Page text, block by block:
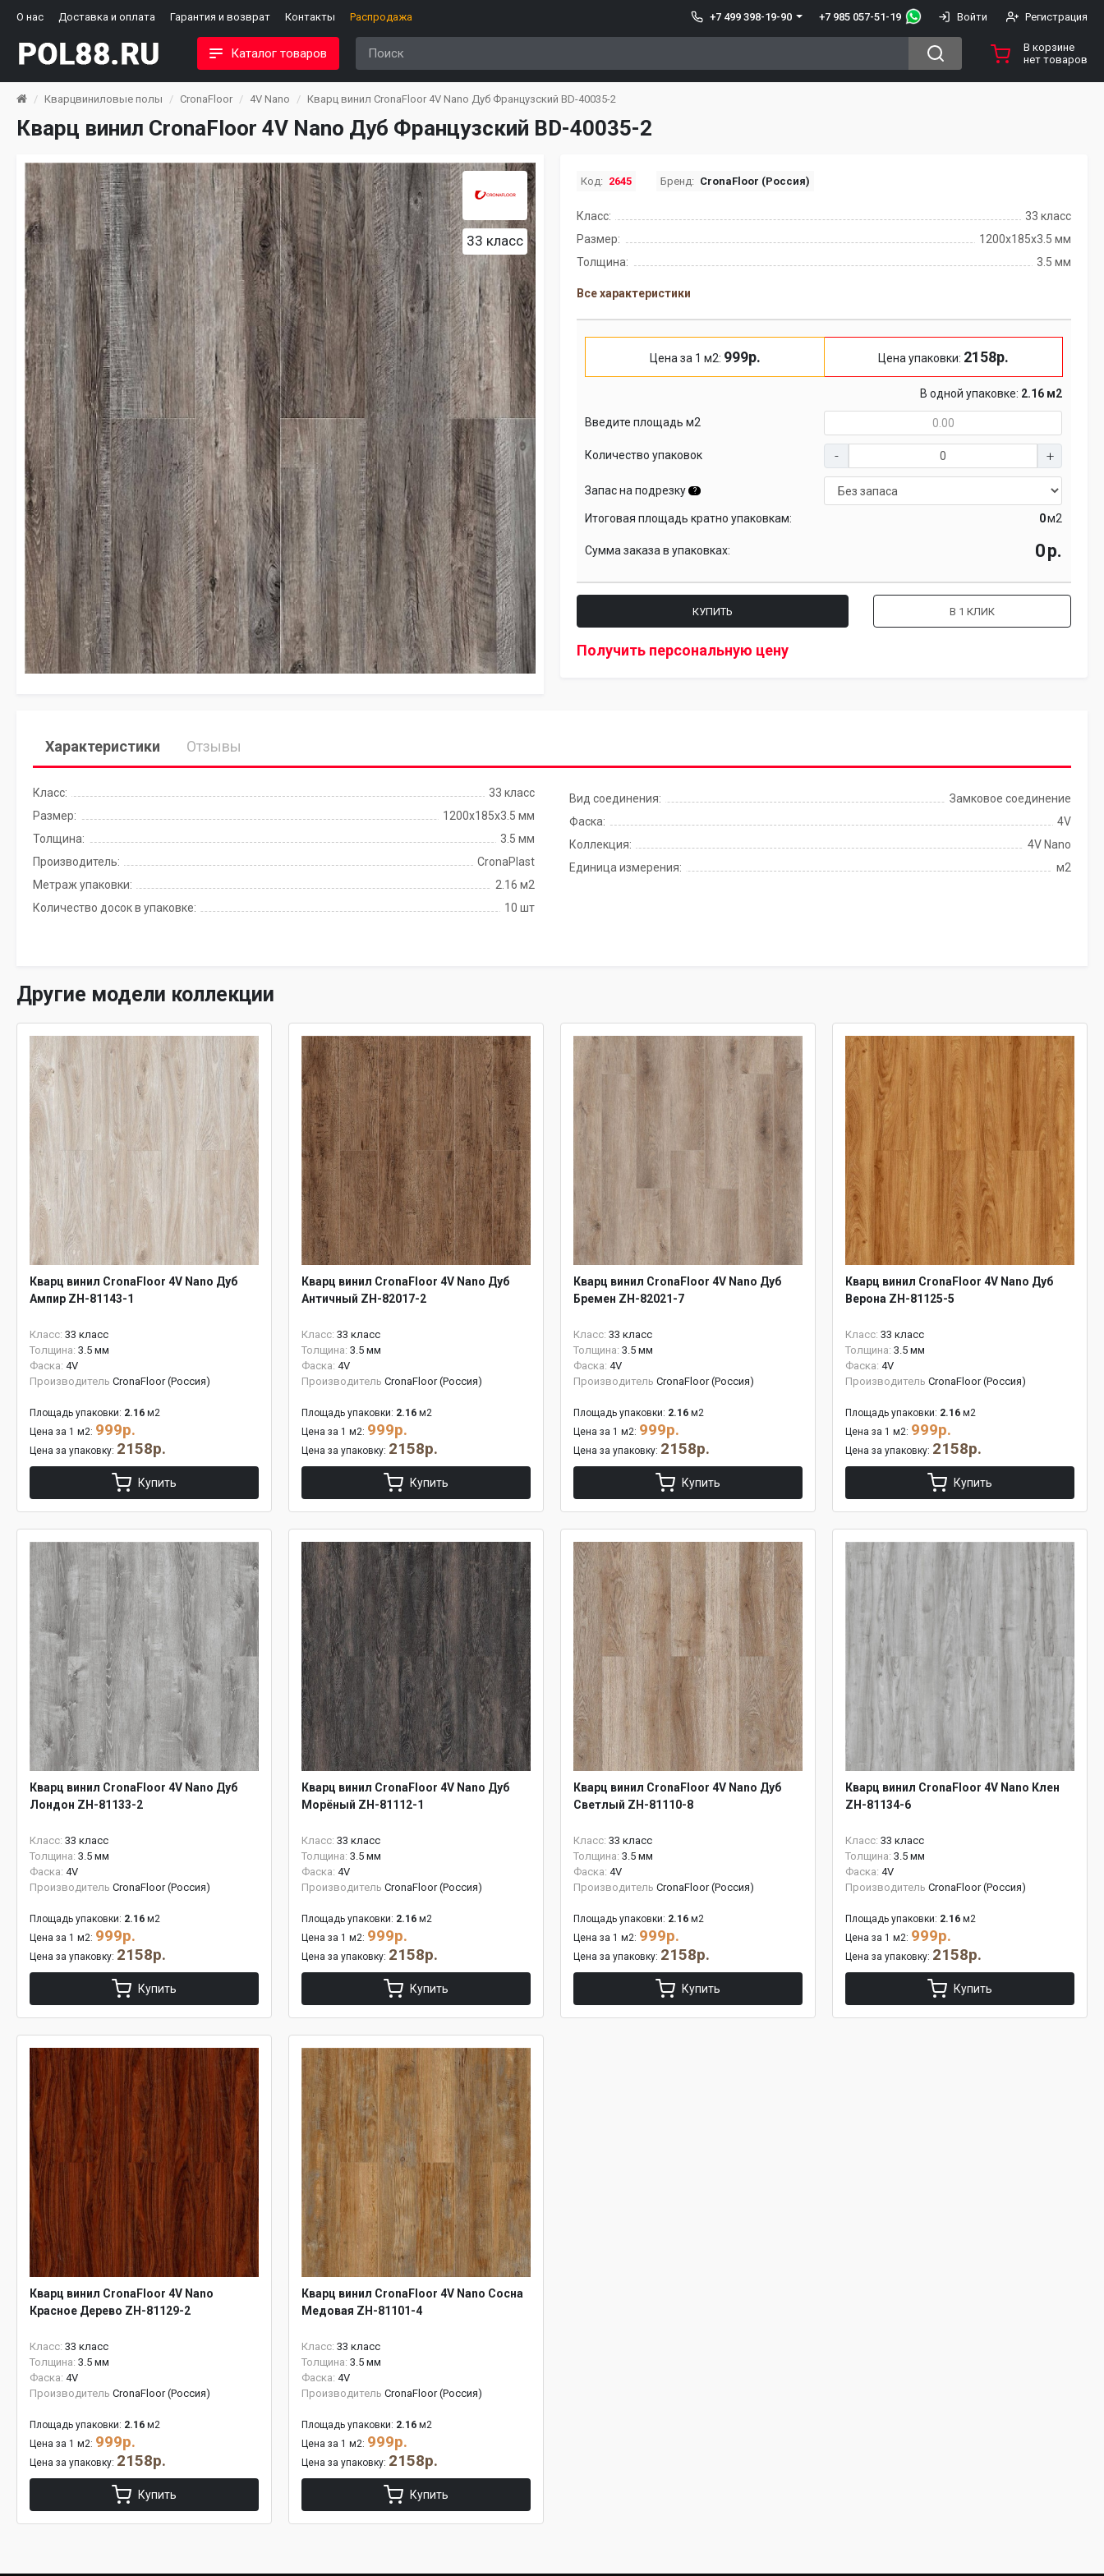
О нас Доставка и оплата Гарантия и возврат Контакты Распродажа +7 499 398-19-90 +7 985 057-51-19 Войти Регистрация
Каталог товаров
В корзине
нет товаров
Кварцвиниловые полы CronaFloor 4V Nano Кварц винил CronaFloor 4V Nano Дуб Французский BD-40035-2
Кварц винил CronaFloor 4V Nano Дуб Французский BD-40035-2
33 класс
Код: 2645 Бренд: CronaFloor (Россия)
Класс:
33 класс
Размер:
1200х185х3.5 мм
Толщина:
3.5 мм
Все характеристики
Цена за 1 м2: 999р. Цена упаковки: 2158р.
В одной упаковке: 2.16 м2
Введите площадь м2
Количество упаковок
Запас на подрезку ?
Итоговая площадь кратно упаковкам: м2
Сумма заказа в упаковках: р.
КУПИТЬ В 1 КЛИК
Получить персональную цену
Характеристики Отзывы
Класс:
33 класс
Размер:
1200х185х3.5 мм
Толщина:
3.5 мм
Производитель:
CronaPlast
Метраж упаковки:
2.16 м2
Количество досок в упаковке:
10 шт
Вид соединения:
Замковое соединение
Фаска:
4V
Коллекция:
4V Nano
Единица измерения:
м2
Другие модели коллекции
Кварц винил CronaFloor 4V Nano Дуб
Ампир ZH-81143-1
Класс: 33 класс
Толщина: 3.5 мм
Фаска: 4V
Производитель CronaFloor (Россия)
Площадь упаковки: 2.16 м2
Цена за 1 м2: 999р.
Цена за упаковку: 2158р.
Купить
Кварц винил CronaFloor 4V Nano Дуб
Античный ZH-82017-2
Класс: 33 класс
Толщина: 3.5 мм
Фаска: 4V
Производитель CronaFloor (Россия)
Площадь упаковки: 2.16 м2
Цена за 1 м2: 999р.
Цена за упаковку: 2158р.
Купить
Кварц винил CronaFloor 4V Nano Дуб
Бремен ZH-82021-7
Класс: 33 класс
Толщина: 3.5 мм
Фаска: 4V
Производитель CronaFloor (Россия)
Площадь упаковки: 2.16 м2
Цена за 1 м2: 999р.
Цена за упаковку: 2158р.
Купить
Кварц винил CronaFloor 4V Nano Дуб
Верона ZH-81125-5
Класс: 33 класс
Толщина: 3.5 мм
Фаска: 4V
Производитель CronaFloor (Россия)
Площадь упаковки: 2.16 м2
Цена за 1 м2: 999р.
Цена за упаковку: 2158р.
Купить
Кварц винил CronaFloor 4V Nano Дуб
Лондон ZH-81133-2
Класс: 33 класс
Толщина: 3.5 мм
Фаска: 4V
Производитель CronaFloor (Россия)
Площадь упаковки: 2.16 м2
Цена за 1 м2: 999р.
Цена за упаковку: 2158р.
Купить
Кварц винил CronaFloor 4V Nano Дуб
Морёный ZH-81112-1
Класс: 33 класс
Толщина: 3.5 мм
Фаска: 4V
Производитель CronaFloor (Россия)
Площадь упаковки: 2.16 м2
Цена за 1 м2: 999р.
Цена за упаковку: 2158р.
Купить
Кварц винил CronaFloor 4V Nano Дуб
Светлый ZH-81110-8
Класс: 33 класс
Толщина: 3.5 мм
Фаска: 4V
Производитель CronaFloor (Россия)
Площадь упаковки: 2.16 м2
Цена за 1 м2: 999р.
Цена за упаковку: 2158р.
Купить
Кварц винил CronaFloor 4V Nano Клен
ZH-81134-6
Класс: 33 класс
Толщина: 3.5 мм
Фаска: 4V
Производитель CronaFloor (Россия)
Площадь упаковки: 2.16 м2
Цена за 1 м2: 999р.
Цена за упаковку: 2158р.
Купить
Кварц винил CronaFloor 4V Nano
Красное Дерево ZH-81129-2
Класс: 33 класс
Толщина: 3.5 мм
Фаска: 4V
Производитель CronaFloor (Россия)
Площадь упаковки: 2.16 м2
Цена за 1 м2: 999р.
Цена за упаковку: 2158р.
Купить
Кварц винил CronaFloor 4V Nano Сосна
Медовая ZH-81101-4
Класс: 33 класс
Толщина: 3.5 мм
Фаска: 4V
Производитель CronaFloor (Россия)
Площадь упаковки: 2.16 м2
Цена за 1 м2: 999р.
Цена за упаковку: 2158р.
Купить